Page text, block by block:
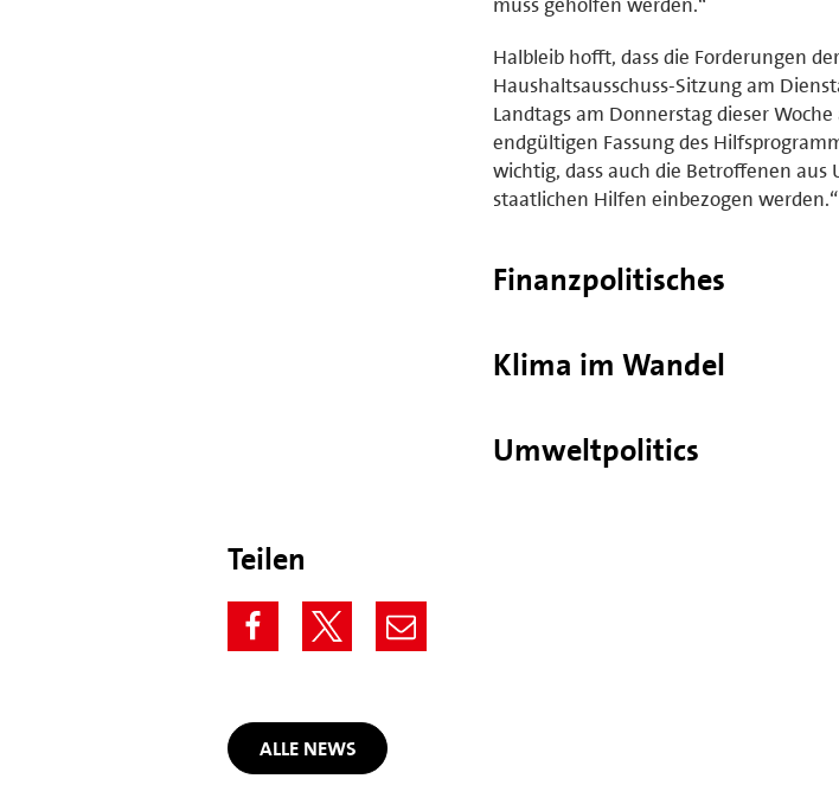
Halbleib hofft, dass die Forderungen
Haushaltsausschuss-Sitzung am
Landtags am Donnerstag dieser
endgültigen Fassung des
wichtig, dass auch die Betroffenen
staatlichen Hilfen einbezogen werden.“
Finanzpolitisches
Klima im Wandel
Umweltpolitics
Teilen
ALLE NEWS